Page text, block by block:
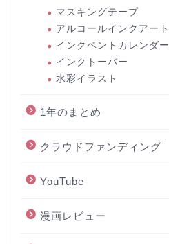
マスキングテープ
アルコールインクアート
インクベントカレンダー
インクトーバー
水彩イラスト
1年のまとめ
クラウドファンディング
YouTube
漫画レビュー